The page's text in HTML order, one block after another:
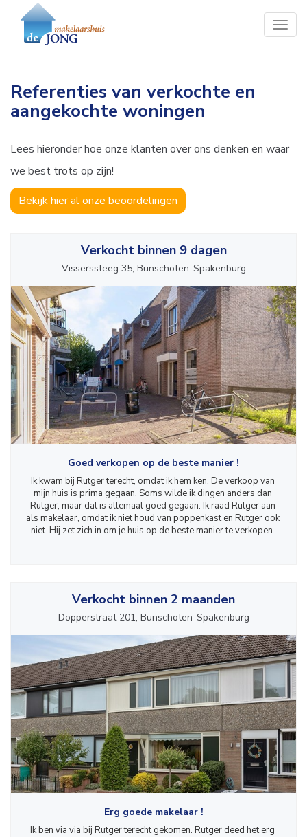
Referenties van verkochte en
aangekochte woningen
Lees hieronder hoe onze klanten over ons denken en waar
we best trots op zijn!
Bekijk hier al onze beoordelingen
Verkocht binnen 9 dagen
Visserssteeg 35, Bunschoten-Spakenburg
Goed verkopen op de beste manier !
Ik kwam bij Rutger terecht, omdat ik hem ken. De verkoop van
mijn huis is prima gegaan. Soms wilde ik dingen anders dan
Rutger, maar dat is allemaal goed gegaan. Ik raad Rutger aan
als makelaar, omdat ik niet houd van poppenkast en Rutger ook
niet. Hij zet zich in om je huis op de beste manier te verkopen.
Verkocht binnen 2 maanden
Dopperstraat 201, Bunschoten-Spakenburg
Erg goede makelaar !
Ik ben via via bij Rutger terecht gekomen. Rutger deed het erg